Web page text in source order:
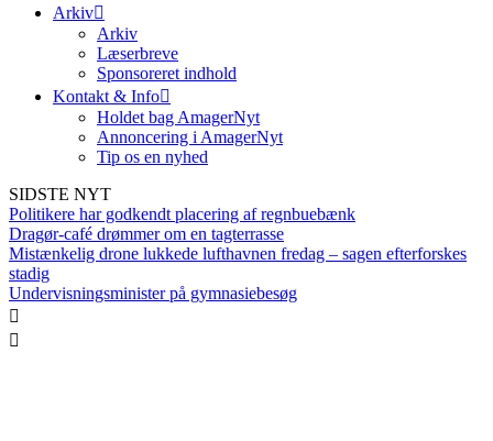
Arkiv
Arkiv
Læserbreve
Sponsoreret indhold
Kontakt & Info
Holdet bag AmagerNyt
Annoncering i AmagerNyt
Tip os en nyhed
SIDSTE NYT
Politikere har godkendt placering af regnbuebænk
Dragør-café drømmer om en tagterrasse
Mistænkelig drone lukkede lufthavnen fredag – sagen efterforskes
stadig
Undervisningsminister på gymnasiebesøg